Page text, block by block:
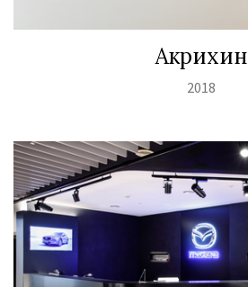
Акрихин
2018